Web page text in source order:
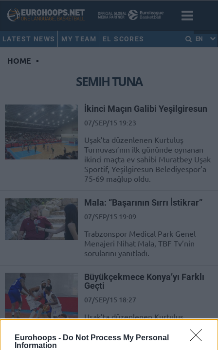
Eurohoops - Do Not Process My Personal
Information
LATEST NEWS MY TEAM EL SCORES EN
HOME •
SEMIH TUNA
İkinci Maçın Galibi Yeşilgiresun
07/SEP/15 19:23
Uşak’ta düzenlenen Kurtuluş
Turnuvası’nın ilk gününde oynanan
ikinci maçta ev sahibi Muratbey Uşak
Sportif, Yeşilgiresun Belediyespor’a
75-69 mağlup oldu.
Mala: “Başarının Sırrı İstikrar”
07/SEP/15 19:09
Trabzonspor Medical Park Genel
Menajeri Nihat Mala, TBF Tv’nin
sorularını yanıtladı.
Büyükçekmece Konya’yı Farklı
Geçti
07/SEP/15 18:27
Uşak’ta düzenlenen Kurtuluş
Büyükçekmece Belediyespor, Torku